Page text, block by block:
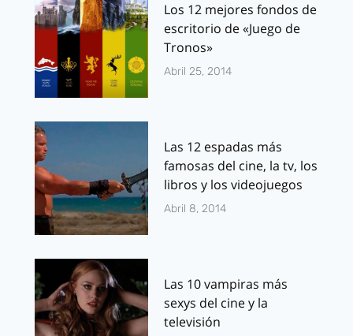
Los 12 mejores fondos de
escritorio de «Juego de
Tronos»
Abril 25, 2014
Las 12 espadas más
famosas del cine, la tv, los
libros y los videojuegos
Abril 8, 2014
Las 10 vampiras más
sexys del cine y la
televisión